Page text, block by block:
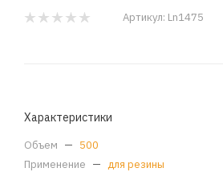
Артикул: Ln1475
Характеристики
Объем — 500
Применение — для резины